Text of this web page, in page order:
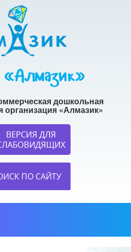
дошкольная
организация «Алмазик»
ПО САЙТУ